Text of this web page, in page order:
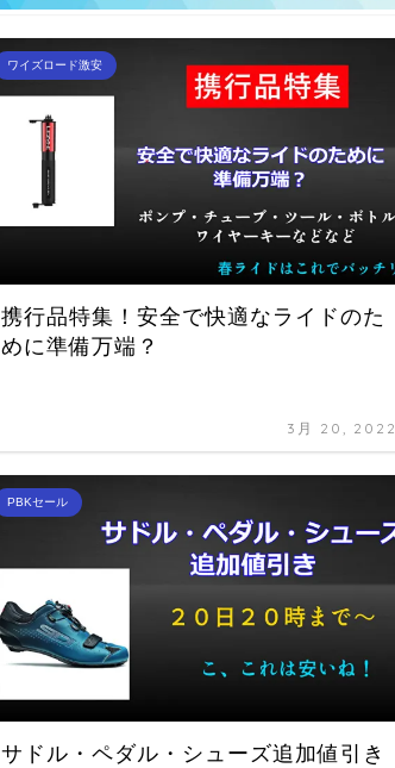
ワイズロード激安
携行品特集！安全で快適なライドのた
めに準備万端？
3月 20, 2022
PBKセール
サドル・ペダル・シューズ追加値引き